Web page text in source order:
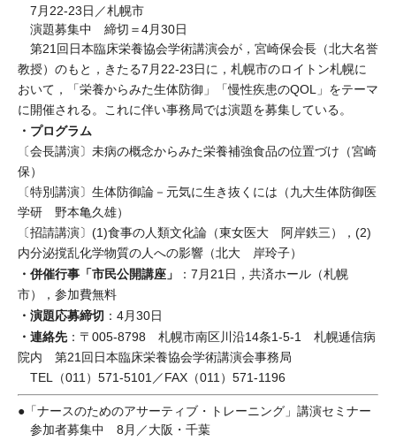
7月22-23日／札幌市
演題募集中 締切＝4月30日
第21回日本臨床栄養協会学術講演会が，宮崎保会長（北大名誉
教授）のもと，きたる7月22-23日に，札幌市のロイトン札幌に
おいて，「栄養からみた生体防御」「慢性疾患のQOL」をテーマ
に開催される。これに伴い事務局では演題を募集している。
・プログラム
〔会長講演〕未病の概念からみた栄養補強食品の位置づけ（宮崎
保）
〔特別講演〕生体防御論－元気に生き抜くには（九大生体防御医
学研 野本亀久雄）
〔招請講演〕(1)食事の人類文化論（東女医大 阿岸鉄三），(2)
内分泌撹乱化学物質の人への影響（北大 岸玲子）
・併催行事「市民公開講座」
：7月21日，共済ホール（札幌
市），参加費無料
・演題応募締切 ：4月30日
・連絡先：〒005-8798 札幌市南区川沿14条1-5-1 札幌逓信病
院内 第21回日本臨床栄養協会学術講演会事務局
TEL（011）571-5101／FAX（011）571-1196
●「ナースのためのアサーティブ・トレーニング」講演セミナー
参加者募集中 8月／大阪・千葉